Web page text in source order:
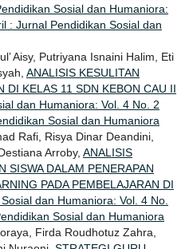
Sosial dan Humaniora:
: Jurnal Pendidikan Sosial dan
Aisy, Putriyana Isnaini Halim, Eti
ANALISIS KESULITAN
DI KELAS 11 SDN KEBON CAU II
dan Humaniora: Vol. 4 No. 2
Sosial dan Humaniora
Rafi, Risya Dinar Deandini,
Arroby, ANALISIS
SISWA DALAM PENERAPAN
PADA PEMBELAJARAN DI
dan Humaniora: Vol. 4 No.
Sosial dan Humaniora
Firda Roudhotuz Zahra,